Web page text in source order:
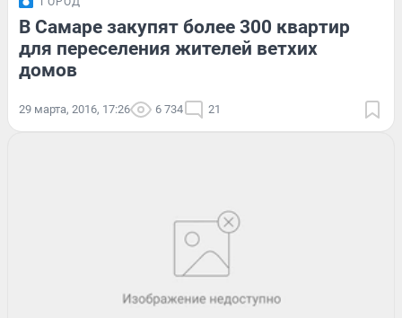
В Самаре закупят более 300 квартир
для переселения жителей ветхих
домов
29 марта, 2016, 17:26 6 734 21